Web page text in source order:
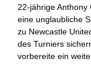
22-jährige
eine unglaubliche
zu Newcastle
des Turniers
vorbereite ein